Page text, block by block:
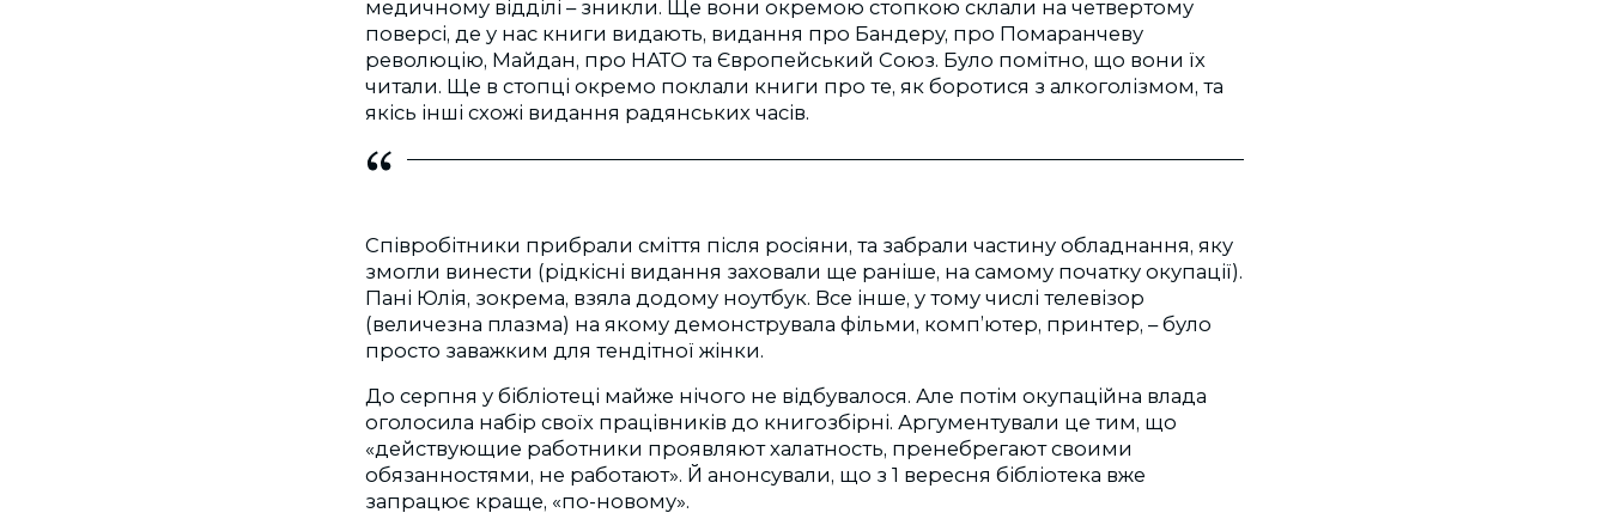
медичному відділі – зникли. Ще вони окремою стопкою склали на четвертому
поверсі, де у нас книги видають, видання про Бандеру, про Помаранчеву
революцію, Майдан, про НАТО та Європейський Союз. Було помітно, що вони їх
читали. Ще в стопці окремо поклали книги про те, як боротися з алкоголізмом, та
якісь інші схожі видання радянських часів.
Співробітники прибрали сміття після росіяни, та забрали частину обладнання, яку
змогли винести (рідкісні видання заховали ще раніше, на самому початку окупації).
Пані Юлія, зокрема, взяла додому ноутбук. Все інше, у тому числі телевізор
(величезна плазма) на якому демонструвала фільми, комп’ютер, принтер, – було
просто заважким для тендітної жінки.
До серпня у бібліотеці майже нічого не відбувалося. Але потім окупаційна влада
оголосила набір своїх працівників до книгозбірні. Аргументували це тим, що
«действующие работники проявляют халатность, пренебрегают своими
обязанностями, не работают». Й анонсували, що з 1 вересня бібліотека вже
запрацює краще, «по-новому».